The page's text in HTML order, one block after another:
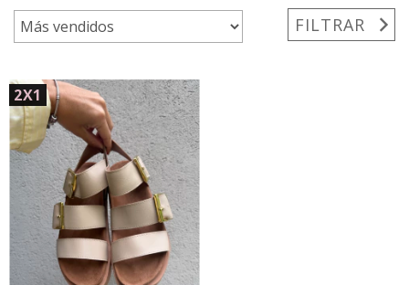
FILTRAR
2X1